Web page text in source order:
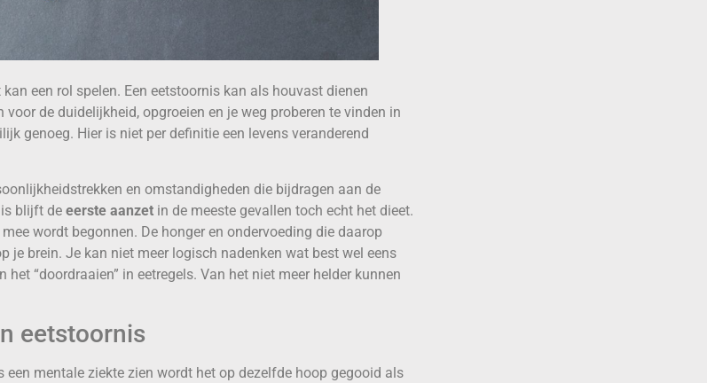
een rol spelen. Een eetstoornis kan als houvast dienen
voor de duidelijkheid, opgroeien en je weg proberen te vinden in
genoeg. Hier is niet per definitie een levens veranderend
en omstandigheden die bijdragen aan de
blijft de eerste aanzet in de meeste gevallen toch echt het dieet.
wordt begonnen. De honger en ondervoeding die daarop
je brein. Je kan niet meer logisch nadenken wat best wel eens
het “doordraaien” in eetregels. Van het niet meer helder kunnen
eetstoornis
een mentale ziekte zien wordt het op dezelfde hoop gegooid als